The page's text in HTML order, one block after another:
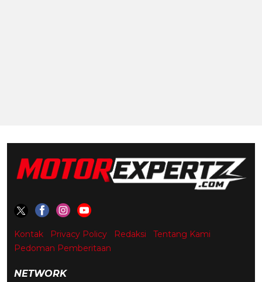
Kontak Privacy Policy Redaksi
Tentang Kami
Pedoman Pemberitaan
NETWORK